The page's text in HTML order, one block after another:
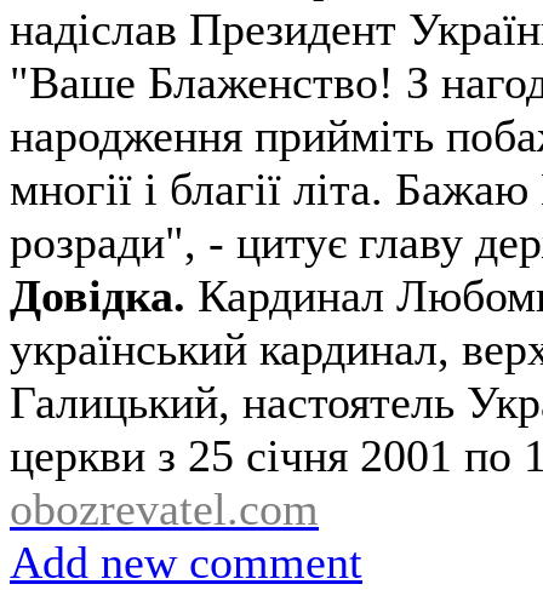
надіслав Президент
"Ваше Блаженство! З
народження прийміть
многії і благії літа.
розради", - цитує главу
Довідка. Кардинал
український кардинал,
Галицький, настоятель
церкви з 25 січня 2001
obozrevatel.com
Add new comment